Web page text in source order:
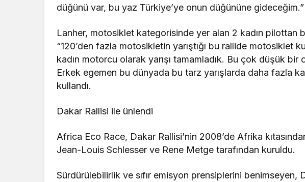
düğünü var, bu yaz Türkiye’ye onun düğününe gideceğim.”
Lanher, motosiklet kategorisinde yer alan 2 kadın pilottan
“120’den fazla motosikletin yarıştığı bu rallide motosiklet
kadın motorcu olarak yarışı tamamladık. Bu çok düşük bir
Erkek egemen bu dünyada bu tarz yarışlarda daha fazla
kullandı.
Dakar Rallisi ile ünlendi
Africa Eco Race, Dakar Rallisi’nin 2008’de Afrika
Jean-Louis Schlesser ve Rene Metge tarafından kuruldu.
Sürdürülebilirlik ve sıfır emisyon prensiplerini benimseyen,